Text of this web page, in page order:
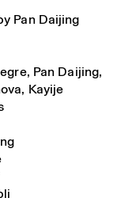
Pan Daijing
Pan Daijing,
Kayije